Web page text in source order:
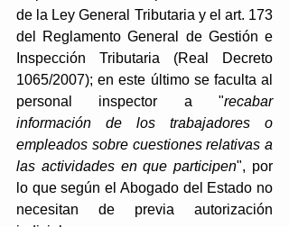
de la Ley General Tributaria y el art. 173
del Reglamento General de Gestión e
Inspección Tributaria (Real Decreto
1065/2007); en este último se faculta al
personal inspector a "recabar
información de los trabajadores o
empleados sobre cuestiones relativas a
las actividades en que participen", por
lo que según el Abogado del Estado no
necesitan de previa autorización